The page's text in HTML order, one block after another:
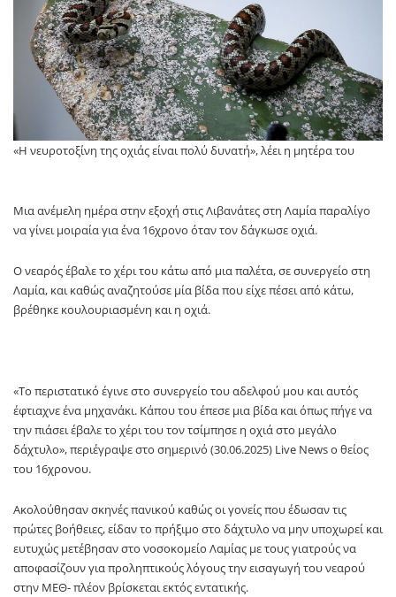
«Η νευροτοξίνη της οχιάς είναι πολύ δυνατή», λέει η μητέρα του
Μια ανέμελη ημέρα στην εξοχή στις Λιβανάτες στη Λαμία παραλίγο
να γίνει μοιραία για ένα 16χρονο όταν τον δάγκωσε οχιά.
Ο νεαρός έβαλε το χέρι του κάτω από μια παλέτα, σε συνεργείο στη
Λαμία, και καθώς αναζητούσε μία βίδα που είχε πέσει από κάτω,
βρέθηκε κουλουριασμένη και η οχιά.
«To περιστατικό έγινε στο συνεργείο του αδελφού μου και αυτός
έφτιαχνε ένα μηχανάκι. Κάπου του έπεσε μια βίδα και όπως πήγε να
την πιάσει έβαλε το χέρι του τον τσίμπησε η οχιά στο μεγάλο
δάχτυλο», περιέγραψε στο σημερινό (30.06.2025) Live News ο θείος
του 16χρονου.
Ακολούθησαν σκηνές πανικού καθώς οι γονείς που έδωσαν τις
πρώτες βοήθειες, είδαν το πρήξιμο στο δάχτυλο να μην υποχωρεί και
ευτυχώς μετέβησαν στο νοσοκομείο Λαμίας με τους γιατρούς να
αποφασίζουν για προληπτικούς λόγους την εισαγωγή του νεαρού
στην ΜΕΘ- πλέον βρίσκεται εκτός εντατικής.